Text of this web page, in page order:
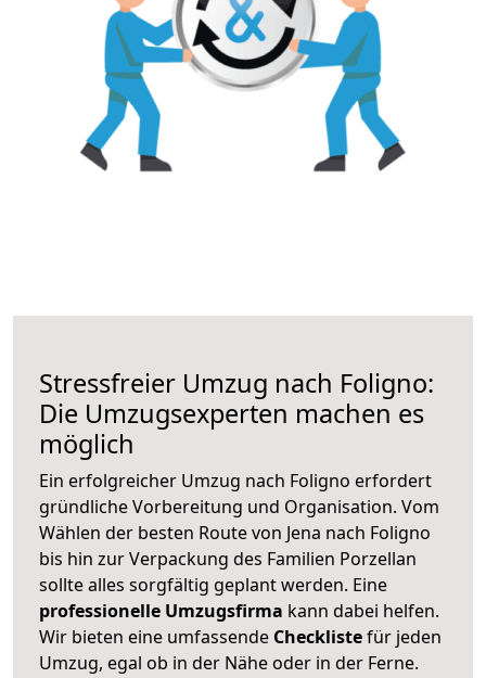
Stressfreier Umzug nach Foligno:
Die Umzugsexperten machen es
möglich
Ein erfolgreicher Umzug nach Foligno erfordert
gründliche Vorbereitung und Organisation. Vom
Wählen der besten Route von Jena nach Foligno
bis hin zur Verpackung des Familien Porzellan
sollte alles sorgfältig geplant werden. Eine
professionelle Umzugsfirma kann dabei helfen.
Wir bieten eine umfassende Checklistefür jeden
Umzug, egal ob in der Nähe oder in der Ferne.